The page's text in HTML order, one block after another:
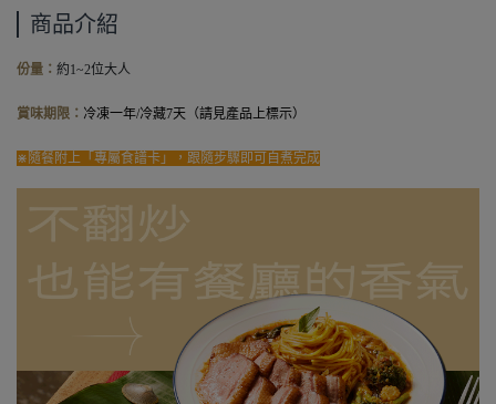
商品介紹
份量 ： 約1~2位大人
賞味期限 ： 冷凍一年/冷藏7天（請見產品上標示）
⋇隨餐附上「專屬食譜卡」，跟隨步驟即可自煮完成